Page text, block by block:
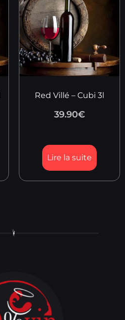
Red Villé – Cubi 3l
39.90€
Lire la suite